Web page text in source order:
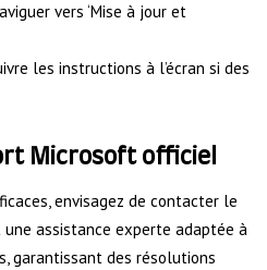
vers ‘Mise à jour et
les instructions à l’écran si des
Microsoft officiel
envisagez de contacter le
assistance experte adaptée à
garantissant des résolutions